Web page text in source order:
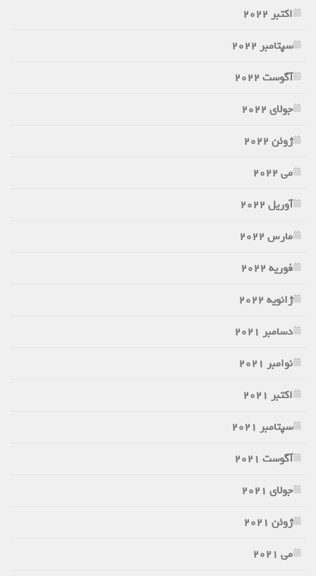
اکتبر 2022
سپتامبر 2022
آگوست 2022
جولای 2022
ژوئن 2022
می 2022
آوریل 2022
مارس 2022
فوریه 2022
ژانویه 2022
دسامبر 2021
نوامبر 2021
اکتبر 2021
سپتامبر 2021
آگوست 2021
جولای 2021
ژوئن 2021
می 2021